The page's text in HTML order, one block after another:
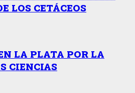
LOS CETÁCEOS
LA PLATA POR LA
CIENCIAS